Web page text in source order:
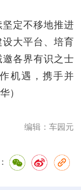
定不移地推进
大平台、培育
各界有识之士
机遇，携手并
）
编辑：车园元